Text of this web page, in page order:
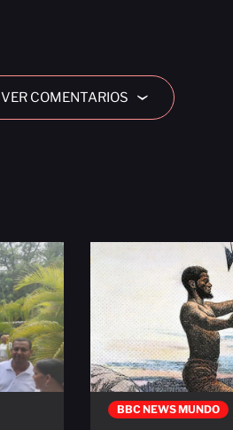
VER COMENTARIOS ›
BBC NEWS MUNDO